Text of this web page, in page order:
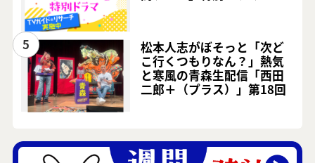
5
松本人志がぼそっと「次ど
こ行くつもりなん？」熱気
と寒風の青森生配信「西田
二郎＋（プラス）」第18回